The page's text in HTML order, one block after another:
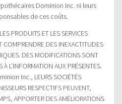
Dominion Inc. ni leurs
de ces coûts.
PRODUITS ET LES SERVICES
COMPRENDRE DES INEXACTITUDES
DES MODIFICATIONS SONT
L’INFORMATION AUX PRÉSENTES.
Inc., LEURS SOCIÉTÉS
RESPECTIFS PEUVENT,
APPORTER DES AMÉLIORATIONS